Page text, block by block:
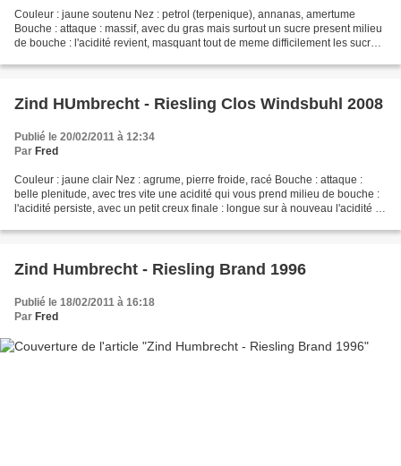
Couleur : jaune soutenu Nez : petrol (terpenique), annanas, amertume
Bouche : attaque : massif, avec du gras mais surtout un sucre present milieu
de bouche : l'acidité revient, masquant tout de meme difficilement les sucres
Zind HUmbrecht - Riesling Clos Windsbuhl 2008
Publié le 20/02/2011 à 12:34
Par Fred
Couleur : jaune clair Nez : agrume, pierre froide, racé Bouche : attaque :
belle plenitude, avec tres vite une acidité qui vous prend milieu de bouche :
l'acidité persiste, avec un petit creux finale : longue sur à nouveau l'acidité et
Zind Humbrecht - Riesling Brand 1996
Publié le 18/02/2011 à 16:18
Par Fred